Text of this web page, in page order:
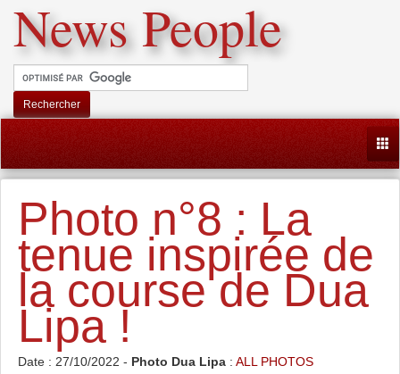
News People
Rechercher
Photo n°8 : La
tenue inspirée de
la course de Dua
Lipa !
Date : 27/10/2022 - Photo Dua Lipa : ALL PHOTOS